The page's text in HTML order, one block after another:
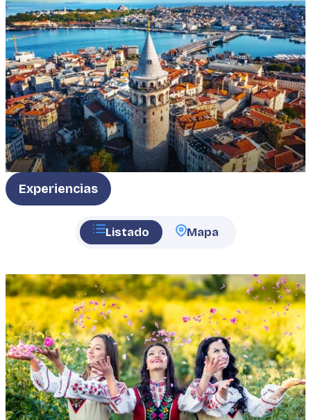
TypeExperiencias
Listado Mapa
Featured
image